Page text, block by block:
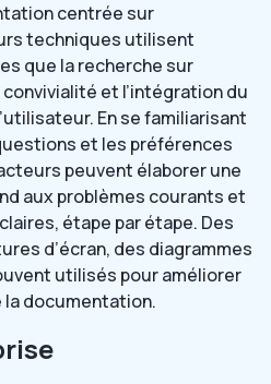
centrée sur
techniques utilisent
que la recherche sur
et l’intégration du
En se familiarisant
et les préférences
peuvent élaborer une
aux problèmes courants et
étape par étape. Des
d’écran, des diagrammes
utilisés pour améliorer
la documentation.